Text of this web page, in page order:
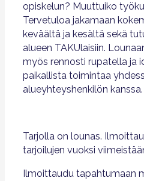
opiskelun? Muuttuiko
Tervetuloa jakamaan
keväältä ja kesältä sekä
alueen TAKUlaisiin.
myös rennosti rupatella ja
paikallista toimintaa
alueyhteyshenkilön kanssa.
Tarjolla on lounas.
tarjoilujen vuoksi
Ilmoittaudu tapahtumaan